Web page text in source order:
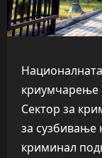
криумчарење
Сектор за
за сузбивање
криминал